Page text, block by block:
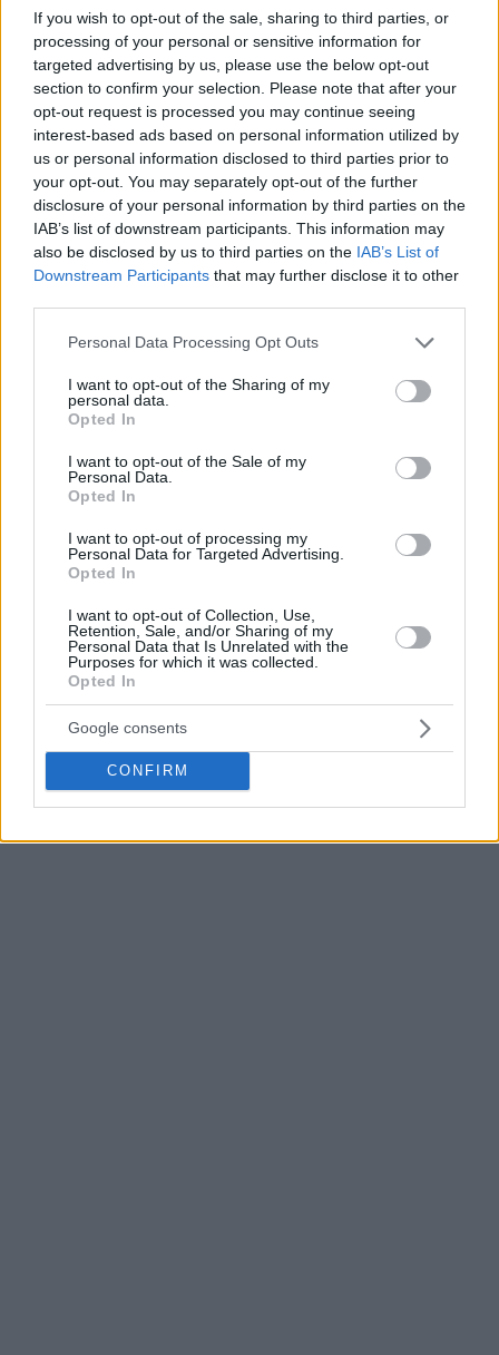
If you wish to opt-out of the sale, sharing to third parties, or
processing of your personal or sensitive information for
targeted advertising by us, please use the below opt-out
section to confirm your selection. Please note that after your
opt-out request is processed you may continue seeing
interest-based ads based on personal information utilized by
us or personal information disclosed to third parties prior to
your opt-out. You may separately opt-out of the further
disclosure of your personal information by third parties on the
IAB’s list of downstream participants. This information may
also be disclosed by us to third parties on the IAB’s List of
Downstream Participants that may further disclose it to other
Please note that this website/app uses one or more Google
not limited to your visit or usage behaviour. You may click to
grant or deny consent to Google and its third-party tags to
use your data for below specified purposes in below Google
consent section.
Personal Data Processing Opt Outs
I want to opt-out of the Sharing of my
personal data.
Opted In
I want to opt-out of the Sale of my
Personal Data.
Opted In
I want to opt-out of processing my
Personal Data for Targeted Advertising.
Opted In
I want to opt-out of Collection, Use,
Retention, Sale, and/or Sharing of my
Personal Data that Is Unrelated with the
Purposes for which it was collected.
Opted In
Google consents
CONFIRM
Οι μεγάλοι τελικοί αντίθετα, θα διεξαχθούν ως συνήθως
στις τρεις νίκες (
παραμονής, θα υποβιβαστεί η ομάδα που θα τερματίσει
στην τελευταία (13η) θέση της κανονικής σεζόν.
Παράλληλα, έγιναν γνωστές και οι ημερομηνίες
διεξαγωγής όλων των αγωνιστικών, οπότε η πρεμιέρα θα
γίνει στο Σαββατοκύριακο4-5 Οκτωβρίου, ενώ η
τελευταία αγωνιστική (26η) θα διεξαχθεί στο διήμερο
26 Απριλίουτου 2026.